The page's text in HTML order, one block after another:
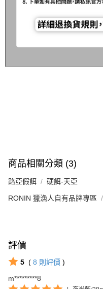
商品相關分類 (3)
路亞假餌 硬餌-天亞
RONIN 獵漁人自有品牌專區
評價
5 ( 8 則評價 )
m*********8